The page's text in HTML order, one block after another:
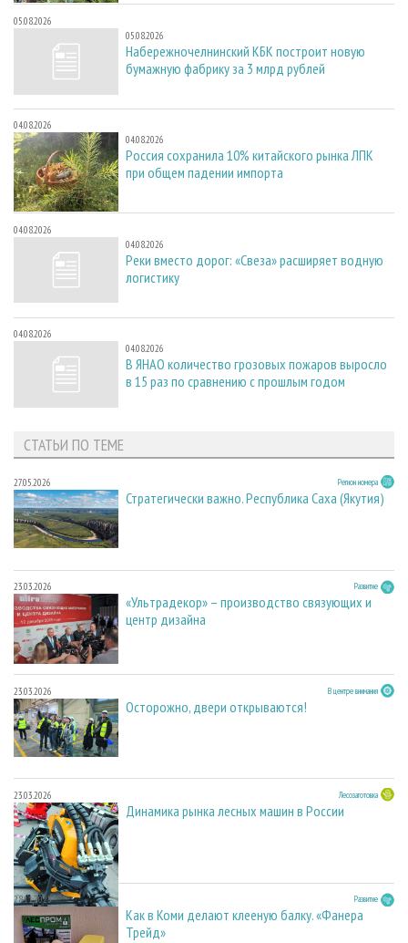
05.08.2026
05.08.2026
Набережночелнинский КБК построит новую
бумажную фабрику за 3 млрд рублей
04.08.2026
04.08.2026
Россия сохранила 10% китайского рынка ЛПК
при общем падении импорта
04.08.2026
04.08.2026
Реки вместо дорог: «Свеза» расширяет водную
логистику
04.08.2026
04.08.2026
В ЯНАО количество грозовых пожаров выросло
в 15 раз по сравнению с прошлым годом
СТАТЬИ ПО ТЕМЕ
27.05.2026 Регион номера
Стратегически важно. Республика Саха (Якутия)
23.03.2026 Развитие
«Ультрадекор» – производство связующих и
центр дизайна
23.03.2026 В центре внимания
Осторожно, двери открываются!
23.03.2026 Лесозаготовка
Динамика рынка лесных машин в России
28.11.2025 Развитие
Как в Коми делают клееную балку. «Фанера
Трейд»